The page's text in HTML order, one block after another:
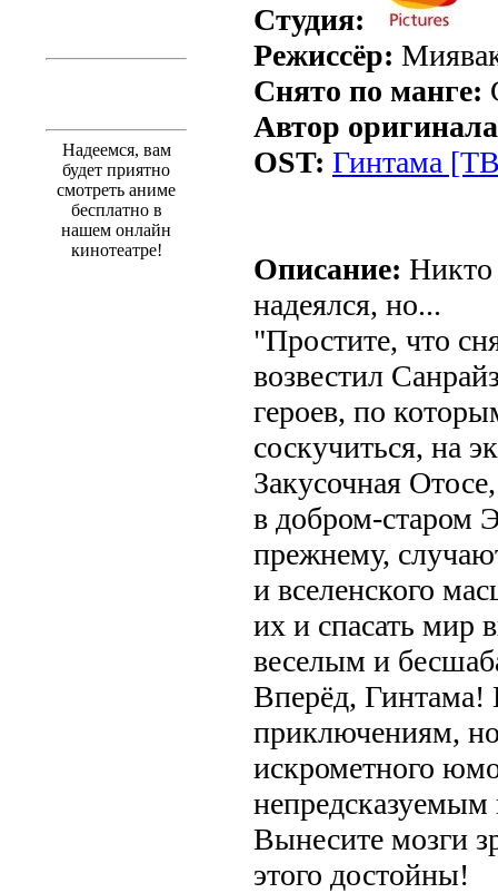
Надеемся, вам
будет приятно
смотреть аниме
бесплатно в
нашем онлайн
кинотеатре!
Студия:
Режиссёр:
Снято по манге:
Автор
OST: Гинтама
Описание: Никто
надеялся, но...
"Простите, что
возвестил
героев, по
соскучиться, на
Закусочная
в добром-старом
прежнему,
и вселенского
их и спасать мир
веселым и
Вперёд,
приключениям,
искрометного
Вынесите мозги
этого достойны!